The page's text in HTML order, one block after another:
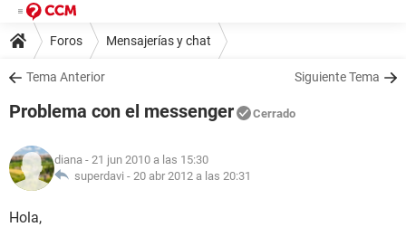
Foros Mensajerías y chat
Tema Anterior Siguiente Tema
Problema con el messenger Cerrado
diana - 21 jun 2010 a las 15:30
superdavi - 20 abr 2012 a las 20:31
Hola,